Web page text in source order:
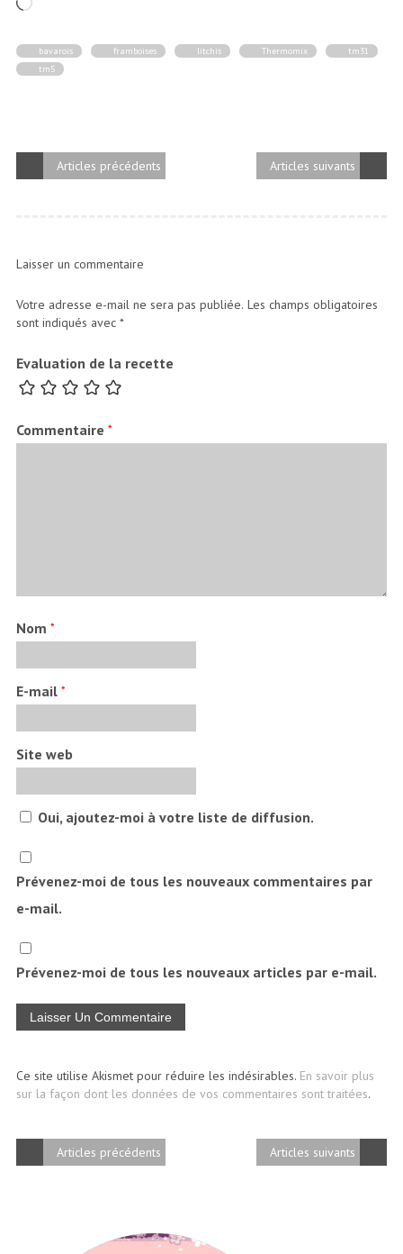
bavarois framboises litchis Thermomix
tm31
tm5
Articles suivants
Articles précédents
Laisser un commentaire
Votre adresse e-mail ne sera pas publiée. Les champs obligatoires
sont indiqués avec *
Evaluation de la recette
Commentaire *
Nom *
E-mail *
Site web
Oui, ajoutez-moi à votre liste de diffusion.
Prévenez-moi de tous les nouveaux commentaires par
e-mail.
Prévenez-moi de tous les nouveaux articles par e-mail.
Ce site utilise Akismet pour réduire les indésirables. En savoir plus
sur la façon dont les données de vos commentaires sont traitées.
Articles suivants
Articles précédents